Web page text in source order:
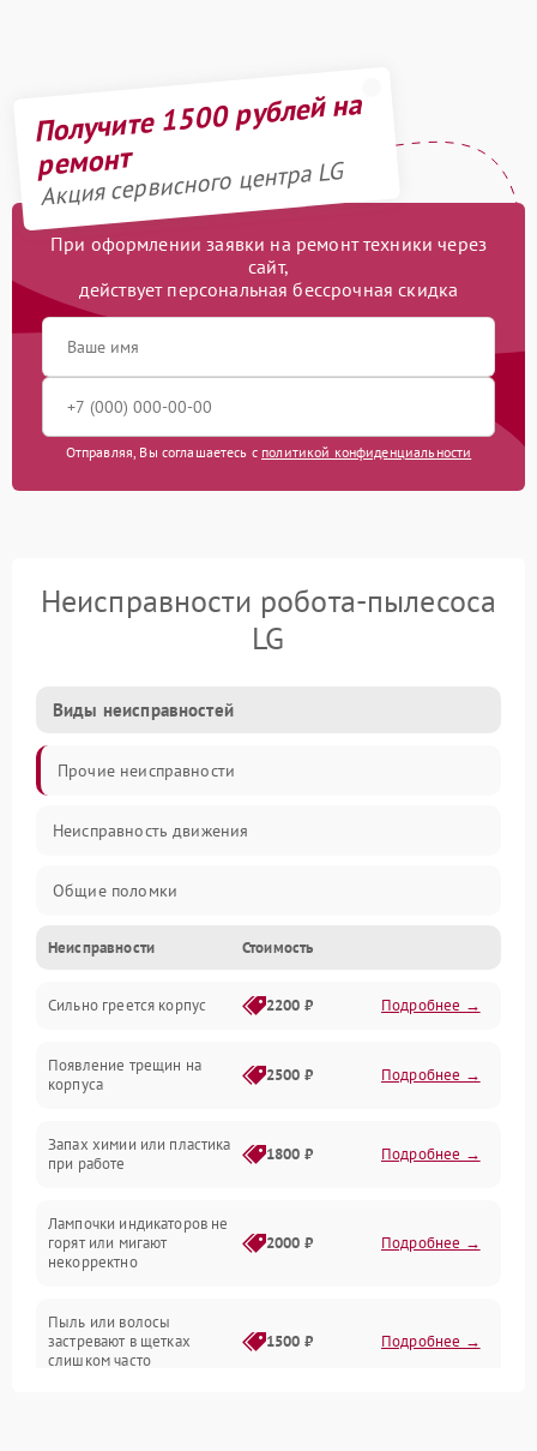
Получите 1500 рублей на
ремонт
Акция сервисного центра LG
При оформлении заявки на ремонт техники через
сайт,
действует персональная бессрочная скидка
Отправляя, Вы соглашаетесь с политикой конфиденциальности
Неисправности робота-пылесоса
LG
Виды неисправностей
Прочие неисправности
Неисправность движения
Общие поломки
Неисправность датчиков
Неисправность программного обеспечения
Проблемы с сигналом
Батарея
Программные сбои
Неисправности Стоимость
Сильно греется корпус 2200 ₽ Подробнее →
Появление трещин на
корпуса
2500 ₽ Подробнее →
Запах химии или пластика
при работе
1800 ₽ Подробнее →
Лампочки индикаторов не
горят или мигают
некорректно
2000 ₽ Подробнее →
Пыль или волосы
застревают в щетках
слишком часто
1500 ₽ Подробнее →